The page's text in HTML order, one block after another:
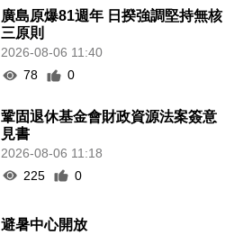
廣島原爆81週年 日揆強調堅持無核
三原則
2026-08-06 11:40
78
0
鞏固退休基金會財政資源法案簽意
見書
2026-08-06 11:18
225
0
避暑中心開放